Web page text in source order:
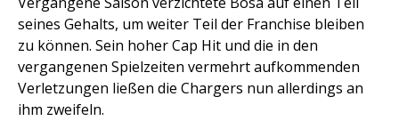
seines Gehalts, um weiter Teil der Franchise bleiben
zu können. Sein hoher Cap Hit und die in den
vergangenen Spielzeiten vermehrt aufkommenden
Verletzungen ließen die Chargers nun allerdings an
ihm zweifeln.